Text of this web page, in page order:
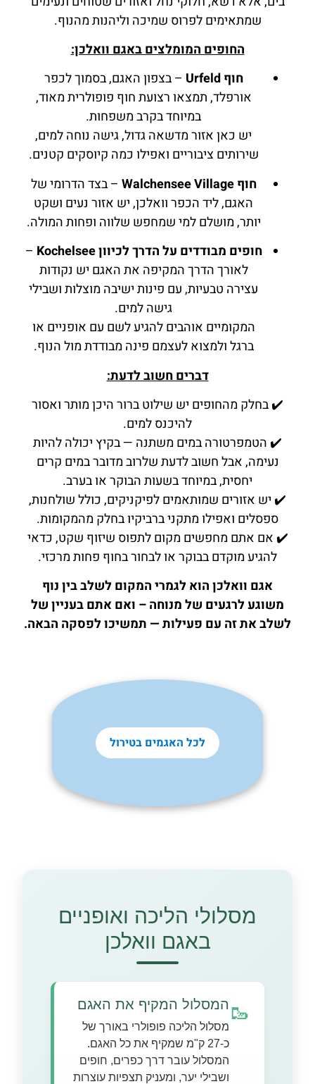
שמתאימים לפרוס שמיכה וליהנות מהנוף.
החופים המומלצים באגם וואלכן:
חוף Urfeld
– בצפון האגם, בסמוך לכפר
אורפלד, תמצאו רצועת חוף פופולרית מאוד,
במיוחד בקרב משפחות.
יש כאן אזור מדשאה גדול, גישה נוחה למים,
שירותים ציבוריים ואפילו כמה קיוסקים קטנים.
חוף Walchensee Village
– בצד הדרומי של
האגם, ליד הכפר וואלכן, יש אזור נעים ושקט
יותר, מושלם למי שמחפש שלווה ופחות המולה.
חופים מבודדים על הדרך לכיוון Kochelsee
–
לאורך הדרך המקיפה את האגם יש נקודות
עצירה טבעיות, עם פינות ישיבה מוצלות ושבילי
גישה למים.
המקומיים אוהבים להגיע לשם עם אופניים או
ברגל ולמצוא לעצמם פינה מבודדת מול הנוף.
דברים חשוב לדעת:
✔️ בחלק מהחופים יש שילוט ברור היכן מותר ואסור
להיכנס למים.
✔️ הטמפרטורה במים משתנה — בקיץ יכולה להיות
נעימה, אבל חשוב לדעת שלרוב מדובר במים קרים
יחסית, במיוחד בשעות הבוקר או בערב.
✔️ יש אזורים שמותאמים לפיקניקים, כולל שולחנות,
ספסלים ואפילו מתקני ברביקיו בחלק מהמקומות.
✔️ אם אתם מחפשים מקום לתפוס שיזוף שקט, כדאי
להגיע מוקדם בבוקר או לבחור בחוף פחות מרכזי.
אגם וואלכן הוא לגמרי המקום לשלב בין נוף
משוגע לרגעים של מנוחה – ואם אתם בעניין של
לשלב את זה עם פעילות — תמשיכו לפסקה הבאה.
לכל האגמים בטירול
מסלולי הליכה ואופניים
באגם וואלכן
🥾 המסלול המקיף את האגם
מסלול הליכה פופולרי באורך של
כ-27 ק"מ שמקיף את כל האגם.
המסלול עובר דרך כפרים, חופים
ושבילי יער, ומעניק תצפיות עוצרות